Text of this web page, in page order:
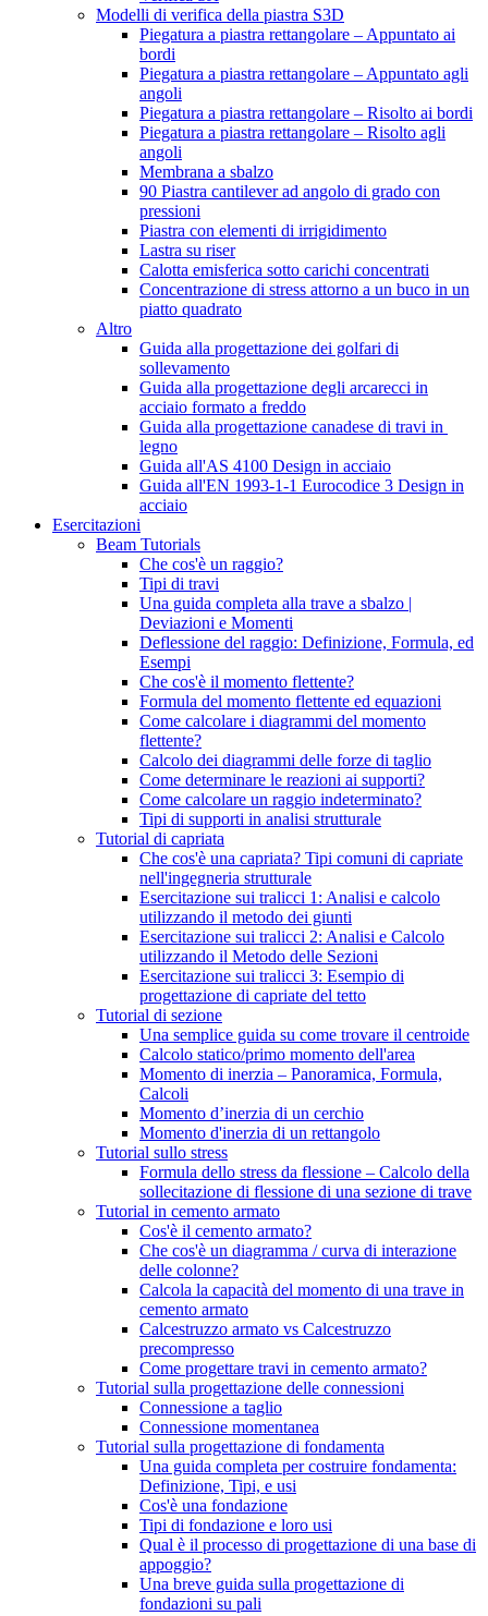
Modelli di verifica della piastra S3D
Piegatura a piastra rettangolare – Appuntato ai
bordi
Piegatura a piastra rettangolare – Appuntato agli
angoli
Piegatura a piastra rettangolare – Risolto ai bordi
Piegatura a piastra rettangolare – Risolto agli
angoli
Membrana a sbalzo
90 Piastra cantilever ad angolo di grado con
pressioni
Piastra con elementi di irrigidimento
Lastra su riser
Calotta emisferica sotto carichi concentrati
Concentrazione di stress attorno a un buco in un
piatto quadrato
Altro
Guida alla progettazione dei golfari di
sollevamento
Guida alla progettazione degli arcarecci in
acciaio formato a freddo
Guida alla progettazione canadese di travi in ​​
legno
Guida all'AS 4100 Design in acciaio
Guida all'EN 1993-1-1 Eurocodice 3 Design in
acciaio
Esercitazioni
Beam Tutorials
Che cos'è un raggio?
Tipi di travi
Una guida completa alla trave a sbalzo |
Deviazioni e Momenti
Deflessione del raggio: Definizione, Formula, ed
Esempi
Che cos'è il momento flettente?
Formula del momento flettente ed equazioni
Come calcolare i diagrammi del momento
flettente?
Calcolo dei diagrammi delle forze di taglio
Come determinare le reazioni ai supporti?
Come calcolare un raggio indeterminato?
Tipi di supporti in analisi strutturale
Tutorial di capriata
Che cos'è una capriata? Tipi comuni di capriate
nell'ingegneria strutturale
Esercitazione sui tralicci 1: Analisi e calcolo
utilizzando il metodo dei giunti
Esercitazione sui tralicci 2: Analisi e Calcolo
utilizzando il Metodo delle Sezioni
Esercitazione sui tralicci 3: Esempio di
progettazione di capriate del tetto
Tutorial di sezione
Una semplice guida su come trovare il centroide
Calcolo statico/primo momento dell'area
Momento di inerzia – Panoramica, Formula,
Calcoli
Momento d’inerzia di un cerchio
Momento d'inerzia di un rettangolo
Tutorial sullo stress
Formula dello stress da flessione – Calcolo della
sollecitazione di flessione di una sezione di trave
Tutorial in cemento armato
Cos'è il cemento armato?
Che cos'è un diagramma / curva di interazione
delle colonne?
Calcola la capacità del momento di una trave in
cemento armato
Calcestruzzo armato vs Calcestruzzo
precompresso
Come progettare travi in ​​cemento armato?
Tutorial sulla progettazione delle connessioni
Connessione a taglio
Connessione momentanea
Tutorial sulla progettazione di fondamenta
Una guida completa per costruire fondamenta:
Definizione, Tipi, e usi
Cos'è una fondazione
Tipi di fondazione e loro usi
Qual è il processo di progettazione di una base di
appoggio?
Una breve guida sulla progettazione di
fondazioni su pali